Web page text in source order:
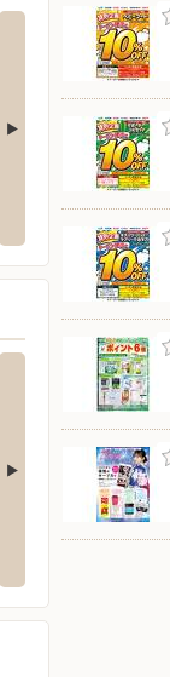
通販（静岡エリア）
スガーデン店
7